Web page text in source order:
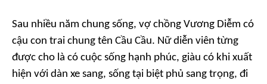
Sau nhiều năm chung sống, vợ chồng Vương Diễm có
cậu con trai chung tên Cầu Cầu. Nữ diễn viên từng
được cho là có cuộc sống hạnh phúc, giàu có khi xuất
hiện với dàn xe sang, sống tại biệt phủ sang trọng, đi